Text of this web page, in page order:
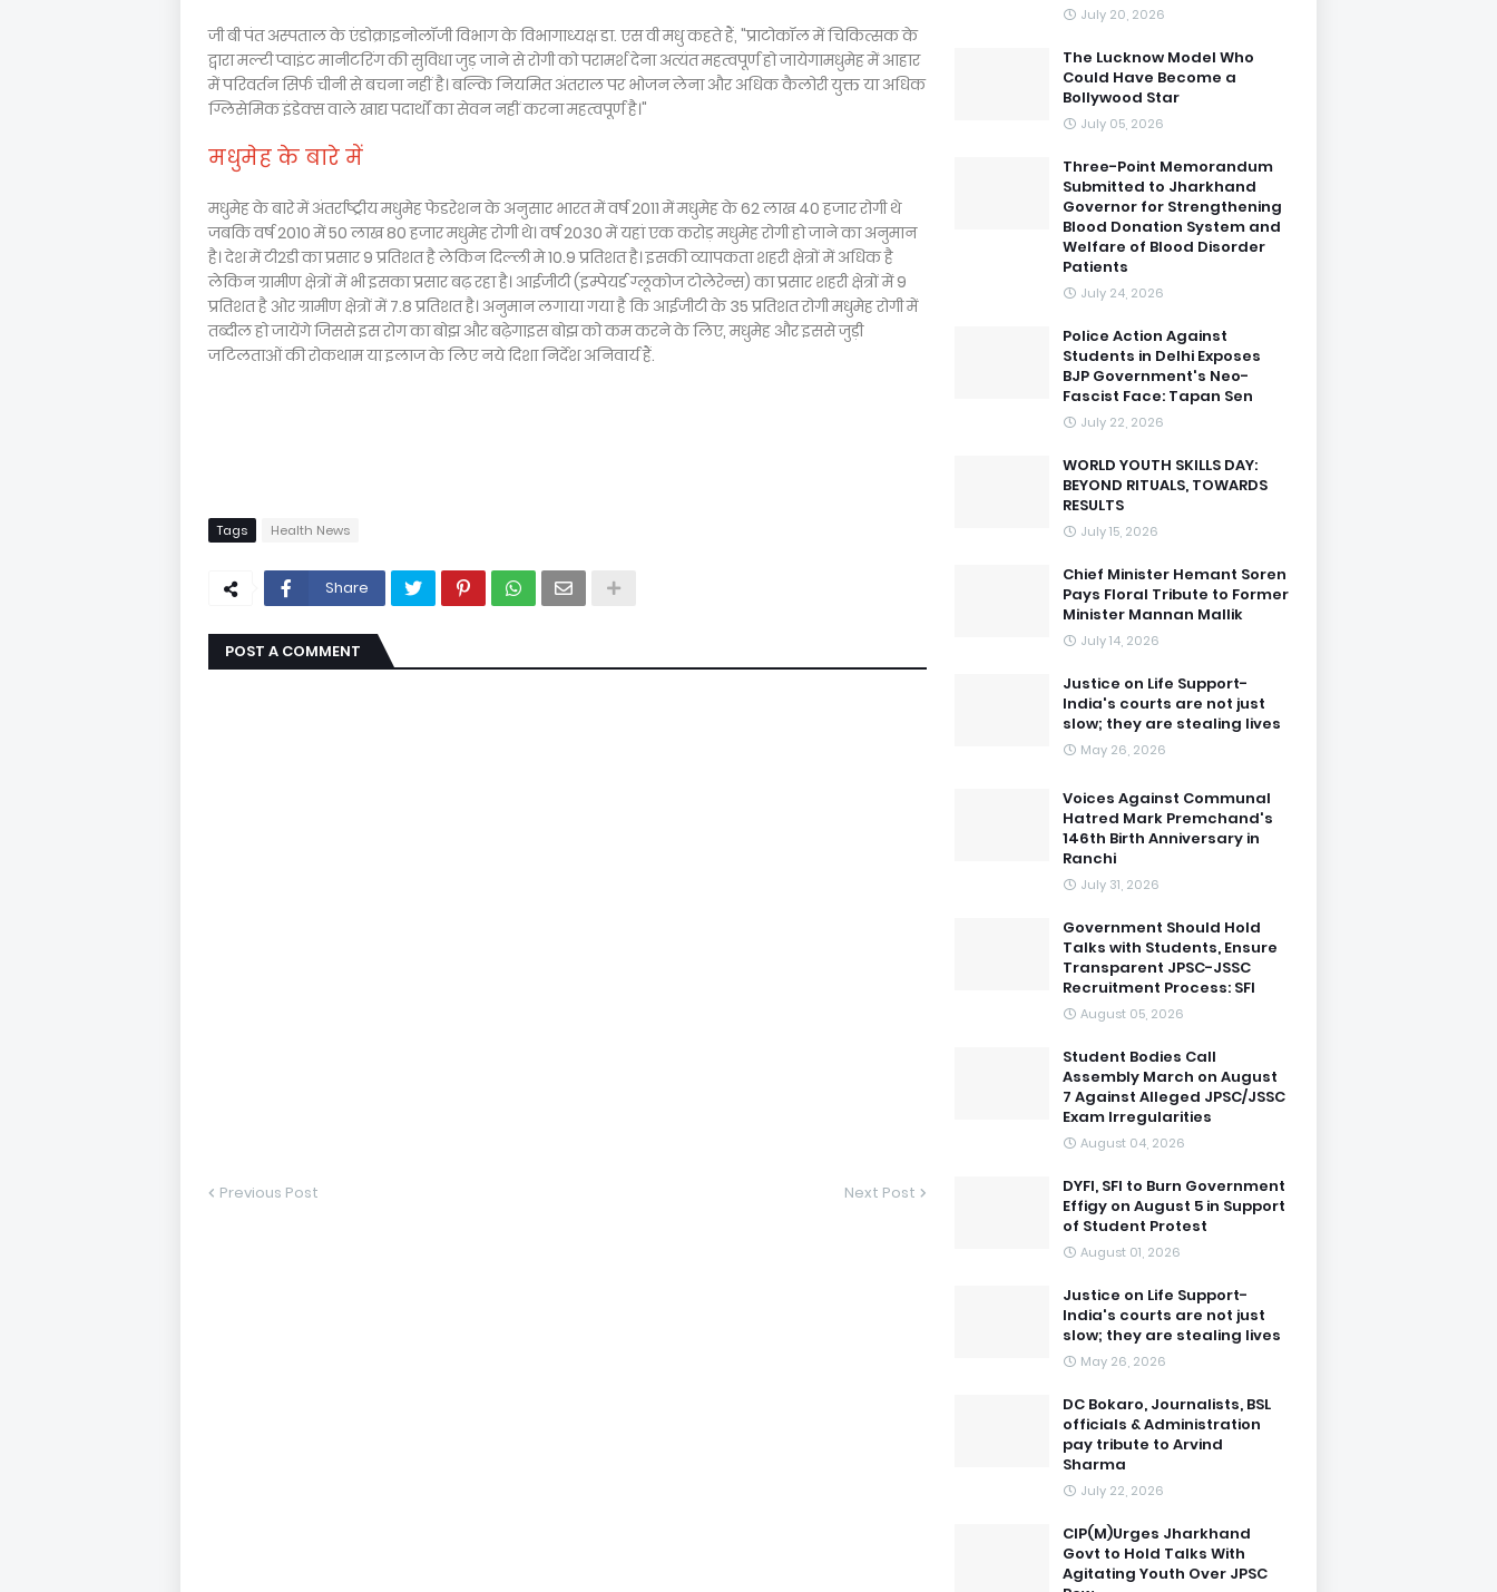
जी बी पंत अस्पताल के एंडोक्राइनोलॉजी विभाग के विभागाध्यक्ष डा. एस वी मधु कहते हैं, "प्राटोकॉल में चिकित्सक के
द्वारा मल्टी प्वाइंट मानीटरिंग की सुविधा जुड़ जाने से रोगी को परामर्श देना अत्यंत महत्वपूर्ण हो जायेगामधुमेह में आहार
में परिवर्तन सिर्फ चीनी से बचना नहीं है। बल्कि नियमित अंतराल पर भोजन लेना और अधिक कैलोरी युक्त या अधिक
ग्लिसेमिक इंडेक्स वाले खाद्य पदार्थों का सेवन नहीं करना महत्वपूर्ण है।"
मधुमेह के बारे में
मधुमेह के बारे में अंतर्राष्ट्रीय मधुमेह फेडरेशन के अनुसार भारत में वर्ष 2011 में मधुमेह के 62 लाख 40 हजार रोगी थे
जबकि वर्ष 2010 में 50 लाख 80 हजार मधुमेह रोगी थे। वर्ष 2030 में यहां एक करोड़ मधुमेह रोगी हो जाने का अनुमान
है। देश में टी2डी का प्रसार 9 प्रतिशत है लेकिन दिल्ली मे 10.9 प्रतिशत है। इसकी व्यापकता शहरी क्षेत्रों में अधिक है
लेकिन ग्रामीण क्षेत्रों में भी इसका प्रसार बढ़ रहा है। आईजीटी (इम्पेयर्ड ग्लूकोज टोलेरेन्स) का प्रसार शहरी क्षेत्रों में 9
प्रतिशत है ओर ग्रामीण क्षेत्रों में 7.8 प्रतिशत है। अनुमान लगाया गया है कि आईजीटी के 35 प्रतिशत रोगी मधुमेह रोगी में
तब्दील हो जायेंगे जिससे इस रोग का बोझ और बढ़ेगाइस बोझ को कम करने के लिए, मधुमेह और इससे जुड़ी
जटिलताओं की रोकथाम या इलाज के लिए नये दिशा निर्देश अनिवार्य हैं.
Tags Health News
Share
POST A COMMENT
Previous Post Next Post
July 20, 2026
The Lucknow Model Who
Could Have Become a
Bollywood Star
July 05, 2026
Three-Point Memorandum
Submitted to Jharkhand
Governor for Strengthening
Blood Donation System and
Welfare of Blood Disorder
Patients
July 24, 2026
Police Action Against
Students in Delhi Exposes
BJP Government's Neo-
Fascist Face: Tapan Sen
July 22, 2026
WORLD YOUTH SKILLS DAY:
BEYOND RITUALS, TOWARDS
RESULTS
July 15, 2026
Chief Minister Hemant Soren
Pays Floral Tribute to Former
Minister Mannan Mallik
July 14, 2026
Justice on Life Support-
India's courts are not just
slow; they are stealing lives
May 26, 2026
Voices Against Communal
Hatred Mark Premchand's
146th Birth Anniversary in
Ranchi
July 31, 2026
Government Should Hold
Talks with Students, Ensure
Transparent JPSC-JSSC
Recruitment Process: SFI
August 05, 2026
Student Bodies Call
Assembly March on August
7 Against Alleged JPSC/JSSC
Exam Irregularities
August 04, 2026
DYFI, SFI to Burn Government
Effigy on August 5 in Support
of Student Protest
August 01, 2026
Justice on Life Support-
India's courts are not just
slow; they are stealing lives
May 26, 2026
DC Bokaro, Journalists, BSL
officials & Administration
pay tribute to Arvind
Sharma
July 22, 2026
CIP(M)Urges Jharkhand
Govt to Hold Talks With
Agitating Youth Over JPSC